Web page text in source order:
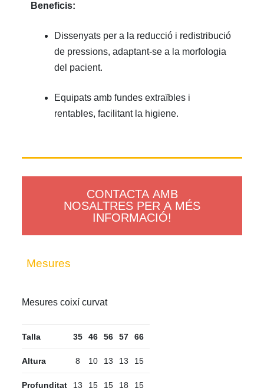
Beneficis:
Dissenyats per a la reducció i redistribució
de pressions, adaptant-se a la morfologia
del pacient.
Equipats amb fundes extraïbles i
rentables, facilitant la higiene.
CONTACTA AMB
NOSALTRES PER A MÉS
INFORMACIÓ!
Mesures
Mesures coixí curvat
Talla 35 46 56 57 66
Altura 8 10 13 13 15
Profunditat 13 15 15 18 15